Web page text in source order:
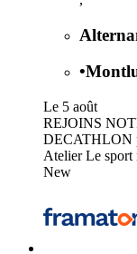
•
Le 5 août
REJOINS
DECATHLON
Atelier Le sport
New